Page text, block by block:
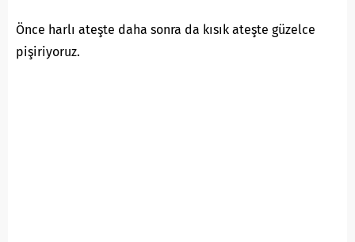
Önce harlı ateşte daha sonra da kısık ateşte güzelce
pişiriyoruz.